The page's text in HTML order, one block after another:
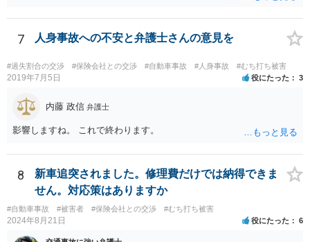
7 人身事故への不安と弁護士さんの意見を
#過失割合の交渉 #保険会社との交渉 #自動車事故 #人身事故 #むち打ち被害
2019年7月5日 役にたった 3
内藤 政信 弁護士
影響しますね。 これで終わります。
8
新車追突されました。修理費だけでは納得できま
せん。対応策はありますか
#自動車事故 #被害者 #保険会社との交渉 #むち打ち被害
2024年8月21日 役にたった 6